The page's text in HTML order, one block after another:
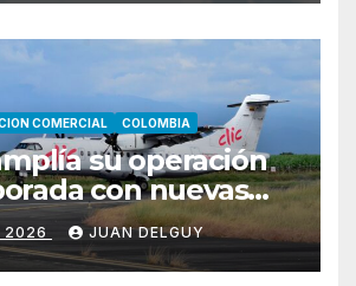
COMERCIAL COLOMBIA
su operación
con nuevas
Cartagena y Tolú
2026 JUAN DELGUY